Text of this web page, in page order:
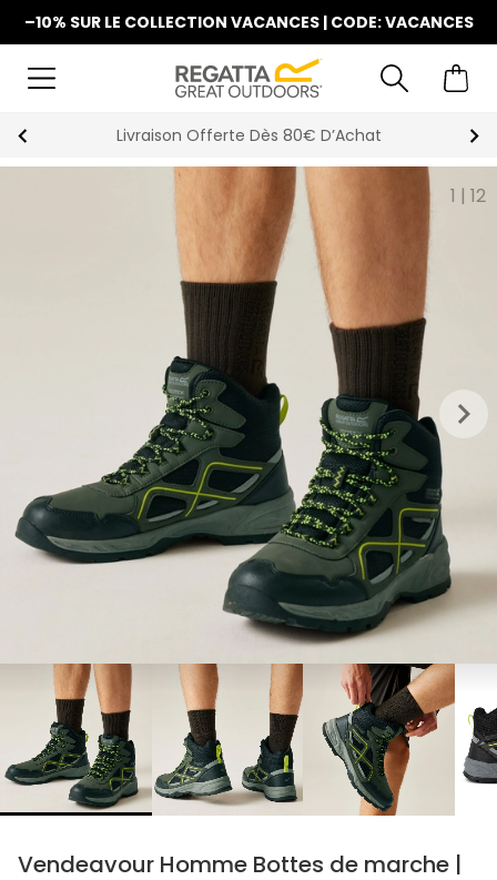
–10% SUR LE COLLECTION VACANCES | CODE: VACANCES
La Nouvelle Collection Est Disponible
1 | 12
keyboard_arrow_right
chevron_right
Vendeavour Homme Bottes de marche |